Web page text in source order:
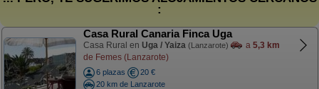
:
Casa Rural Canaria Finca Uga
Casa Rural en Uga / Yaiza (Lanzarote) a 5,3 km
de Femes (Lanzarote)
6 plazas
20 €
20 km de Lanzarote